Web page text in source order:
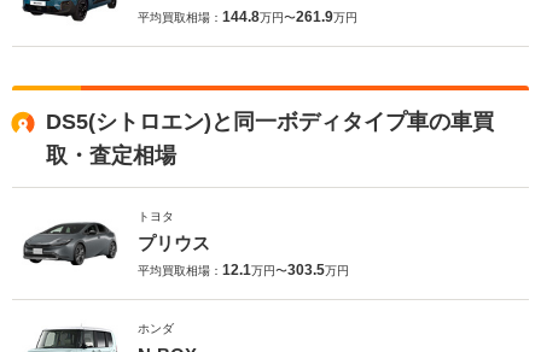
平均買取相場： 144.8万円〜261.9万円
DS5(シトロエン)と同一ボディタイプ車の車買
取・査定相場
トヨタ
プリウス
平均買取相場： 12.1万円〜303.5万円
ホンダ